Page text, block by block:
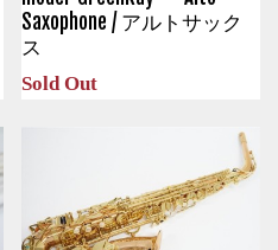
Saxophone / アルトサック
ス
Sold Out